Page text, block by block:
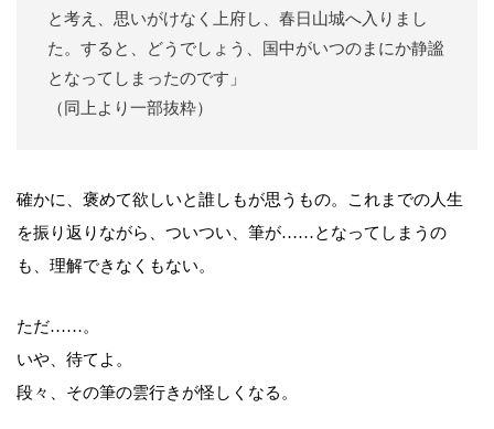
と考え、思いがけなく上府し、春日山城へ入りまし
た。すると、どうでしょう、国中がいつのまにか静謐
となってしまったのです」
（同上より一部抜粋）
確かに、褒めて欲しいと誰しもが思うもの。これまでの人生
を振り返りながら、ついつい、筆が……となってしまうの
も、理解できなくもない。
ただ……。
いや、待てよ。
段々、その筆の雲行きが怪しくなる。